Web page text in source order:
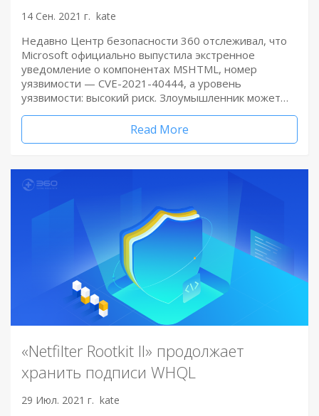
14 Сен. 2021 г. kate
Недавно Центр безопасности 360 отслеживал, что
Microsoft официально выпустила экстренное
уведомление о компонентах MSHTML, номер
уязвимости — CVE-2021-40444, а уровень
уязвимости: высокий риск. Злоумышленник может…
Read More
«Netfilter Rootkit II» продолжает
хранить подписи WHQL
29 Июл. 2021 г. kate